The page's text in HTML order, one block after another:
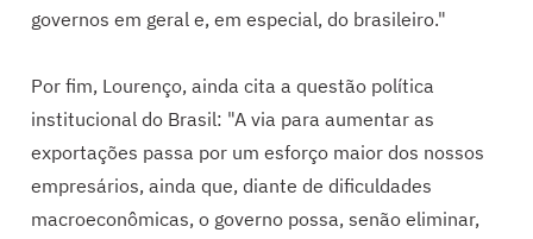
governos em geral e, em especial, do brasileiro."
Por fim, Lourenço, ainda cita a questão política
institucional do Brasil: "A via para aumentar as
exportações passa por um esforço maior dos nossos
empresários, ainda que, diante de dificuldades
macroeconômicas, o governo possa, senão eliminar,